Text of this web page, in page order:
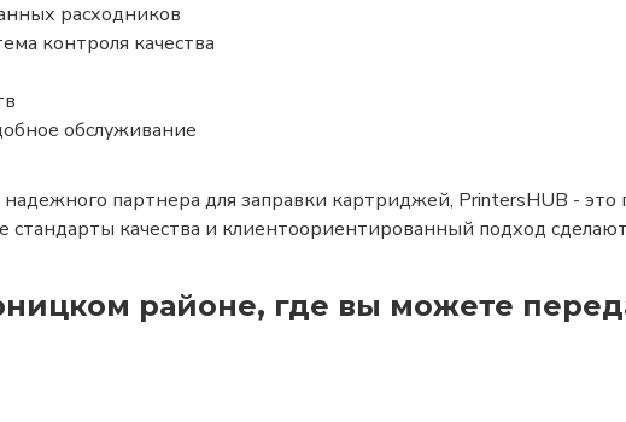
расходников
контроля качества
обслуживание
партнера для заправки картриджей, PrintersHUB -
стандарты качества и клиентоориентированный подход
районе, где вы можете